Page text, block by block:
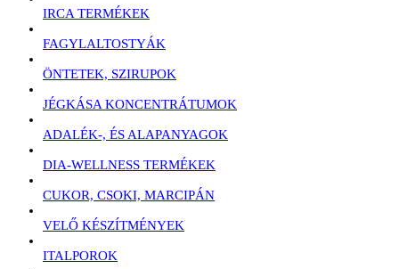
IRCA TERMÉKEK
FAGYLALTOSTYÁK
ÖNTETEK, SZIRUPOK
JÉGKÁSA KONCENTRÁTUMOK
ADALÉK-, ÉS ALAPANYAGOK
DIA-WELLNESS TERMÉKEK
CUKOR, CSOKI, MARCIPÁN
VELŐ KÉSZÍTMÉNYEK
ITALPOROK